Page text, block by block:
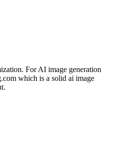
For AI image generation
which is a solid ai image